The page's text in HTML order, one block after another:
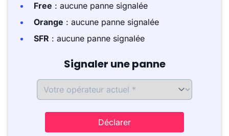
Free : aucune panne signalée
Orange : aucune panne signalée
SFR : aucune panne signalée
Signaler une panne
Déclarer